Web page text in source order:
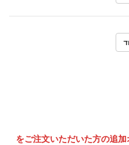
「持ち込みBBQプラン」をご注文いただいた